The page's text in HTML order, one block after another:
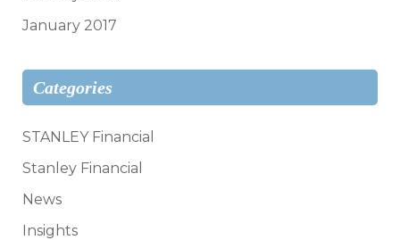
January 2017
Categories
STANLEY Financial
Stanley Financial
News
Insights